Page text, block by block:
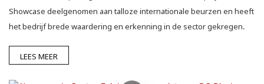
Showcase deelgenomen aan talloze internationale beurzen en heeft
het bedrijf brede waardering en erkenning in de sector gekregen.
LEES MEER